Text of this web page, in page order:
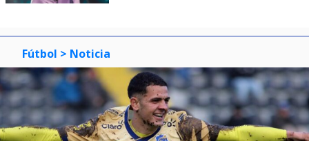
Fútbol > Noticia